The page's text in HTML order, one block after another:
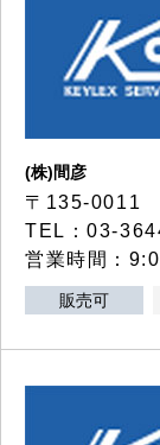
(株)間彦
〒135-0011
TEL：03-
営業時間：
販売可